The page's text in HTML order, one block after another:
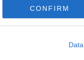
CONFIRM
Kommentaren skal
Kommentarer